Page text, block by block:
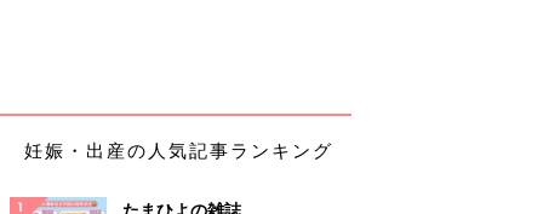
妊娠・出産の人気記事ランキング